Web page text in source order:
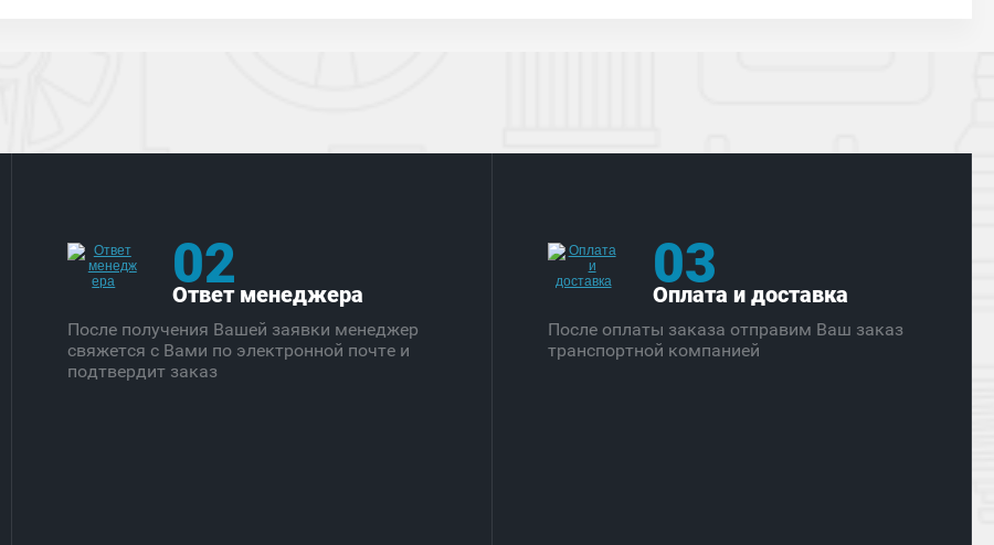
02
Ответ менеджера
После получения Вашей заявки менеджер
свяжется с Вами по электронной почте и
подтвердит заказ
03
Оплата и доставка
После оплаты заказа отправим Ваш заказ
транспортной компанией